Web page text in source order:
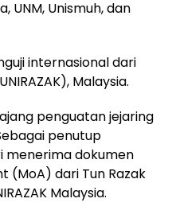
UNM, Unismuh, dan
internasional dari
Malaysia.
penguatan jejaring
penutup
menerima dokumen
(MoA) dari Tun Razak
Malaysia.